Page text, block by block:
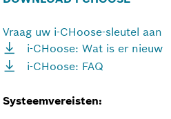
Vraag uw i-CHoose-sleutel aan
i-CHoose: Wat is er nieuw
i-CHoose: FAQ
Systeemvereisten: